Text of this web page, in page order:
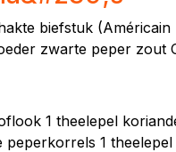
biefstuk
zwarte peper zout
1 theelepel
1